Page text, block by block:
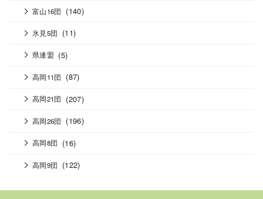
富山16団 (140)
氷見5団 (11)
県連盟 (5)
高岡11団 (87)
高岡21団 (207)
高岡26団 (196)
高岡8団 (16)
高岡9団 (122)